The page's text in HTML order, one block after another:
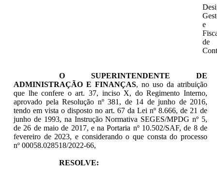
e
de
O SUPERINTENDENTE DE
ADMINISTRAÇÃO E FINANÇAS, no uso da atribuição
que lhe confere o art. 37, inciso X, do Regimento Interno,
aprovado pela Resolução nº 381, de 14 de junho de 2016,
tendo em vista o disposto no art. 67 da Lei nº 8.666, de 21 de
junho de 1993, na Instrução Normativa SEGES/MPDG nº 5,
de 26 de maio de 2017, e na Portaria nº 10.502/SAF, de 8 de
fevereiro de 2023, e considerando o que consta do processo
nº 00058.028518/2022-66,
RESOLVE: